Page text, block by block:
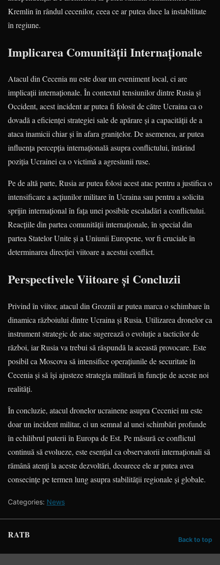
Kremlin în rândul cecenilor, ceea ce ar putea duce la instabilitate
în regiune.
Implicarea Comunității Internaționale
Atacul din Cecenia nu este doar un eveniment local, ci are
implicații internaționale. În contextul tensiunilor dintre Rusia și
Occident, acest incident ar putea fi folosit de către Ucraina ca o
dovadă a eficienței strategiei sale de apărare și a capacității de a
ataca inamicii chiar și în afara granițelor. De asemenea, ar putea
influența percepția internațională asupra conflictului, întărind
poziția Ucrainei ca o victimă a agresiunii ruse.
Pe de altă parte, Rusia ar putea folosi acest atac pentru a justifica o
intensificare a acțiunilor militare în Ucraina sau pentru a solicita
sprijin internațional în fața unei posibile escaladări a conflictului.
Reacțiile din partea comunității internaționale, în special din
partea Statelor Unite și a Uniunii Europene, vor fi cruciale în
determinarea direcției viitoare a acestui conflict.
Perspectivele Viitoare și Concluzii
Privind în viitor, atacul din Groznîi ar putea marca o schimbare în
dinamica războiului dintre Ucraina și Rusia. Utilizarea dronelor ca
instrument strategic de atac sugerează o evoluție a tacticilor de
război, iar Rusia va trebui să răspundă la această provocare. Este
posibil ca Moscova să intensifice operațiunile de securitate în
Cecenia și să își ajusteze strategia militară în funcție de aceste noi
realități.
În concluzie, atacul dronelor ucrainene asupra Ceceniei nu este
doar un incident militar, ci un semnal al unei schimbări profunde
în echilibrul puterii în Europa de Est. Pe măsură ce conflictul
continuă să evolueze, este esențial ca observatorii internaționali să
rămână atenți la aceste dezvoltări, deoarece ele ar putea avea
consecințe pe termen lung asupra stabilității regionale și globale.
Categories: News
RATB Back to top